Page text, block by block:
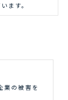
ます。
業の被害を